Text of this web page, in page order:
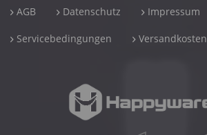
AGB Datenschutz Impressum
Servicebedingungen Versandkosten